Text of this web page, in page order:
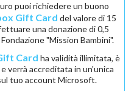
puoi richiedere un buono
Gift Card del valore di 15
una donazione di 0,5
"Mission Bambini".
Card ha validità illimitata, è
verrà accreditata in un'unica
tuo account Microsoft.